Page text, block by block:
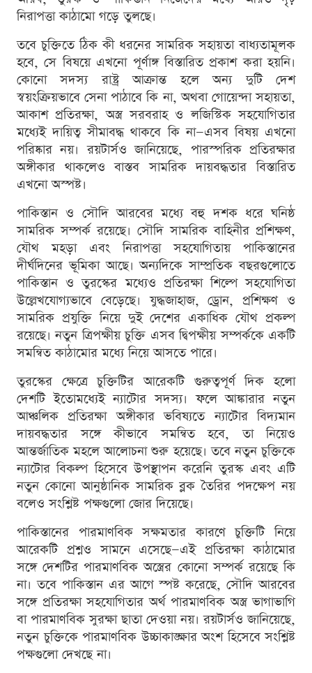
নিরাপত্তা কাঠামো গড়ে তুলছে।
তবে চুক্তিতে ঠিক কী ধরনের সামরিক সহায়তা বাধ্যতামূলক
হবে, সে বিষয়ে এখনো পূর্ণাঙ্গ বিস্তারিত প্রকাশ করা হয়নি।
কোনো সদস্য রাষ্ট্র আক্রান্ত হলে অন্য দুটি দেশ
স্বয়ংক্রিয়ভাবে সেনা পাঠাবে কি না, অথবা গোয়েন্দা সহায়তা,
আকাশ প্রতিরক্ষা, অস্ত্র সরবরাহ ও লজিস্টিক সহযোগিতার
মধ্যেই দায়িত্ব সীমাবদ্ধ থাকবে কি না—এসব বিষয় এখনো
পরিষ্কার নয়। রয়টার্সও জানিয়েছে, পারস্পরিক প্রতিরক্ষার
অঙ্গীকার থাকলেও বাস্তব সামরিক দায়বদ্ধতার বিস্তারিত
এখনো অস্পষ্ট।
পাকিস্তান ও সৌদি আরবের মধ্যে বহু দশক ধরে ঘনিষ্ঠ
সামরিক সম্পর্ক রয়েছে। সৌদি সামরিক বাহিনীর প্রশিক্ষণ,
যৌথ মহড়া এবং নিরাপত্তা সহযোগিতায় পাকিস্তানের
দীর্ঘদিনের ভূমিকা আছে। অন্যদিকে সাম্প্রতিক বছরগুলোতে
পাকিস্তান ও তুরস্কের মধ্যেও প্রতিরক্ষা শিল্পে সহযোগিতা
উল্লেখযোগ্যভাবে বেড়েছে। যুদ্ধজাহাজ, ড্রোন, প্রশিক্ষণ ও
সামরিক প্রযুক্তি নিয়ে দুই দেশের একাধিক যৌথ প্রকল্প
রয়েছে। নতুন ত্রিপক্ষীয় চুক্তি এসব দ্বিপক্ষীয় সম্পর্ককে একটি
সমন্বিত কাঠামোর মধ্যে নিয়ে আসতে পারে।
তুরস্কের ক্ষেত্রে চুক্তিটির আরেকটি গুরুত্বপূর্ণ দিক হলো
দেশটি ইতোমধ্যেই ন্যাটোর সদস্য। ফলে আঙ্কারার নতুন
আঞ্চলিক প্রতিরক্ষা অঙ্গীকার ভবিষ্যতে ন্যাটোর বিদ্যমান
দায়বদ্ধতার সঙ্গে কীভাবে সমন্বিত হবে, তা নিয়েও
আন্তর্জাতিক মহলে আলোচনা শুরু হয়েছে। তবে নতুন চুক্তিকে
ন্যাটোর বিকল্প হিসেবে উপস্থাপন করেনি তুরস্ক এবং এটি
নতুন কোনো আনুষ্ঠানিক সামরিক ব্লক তৈরির পদক্ষেপ নয়
বলেও সংশ্লিষ্ট পক্ষগুলো জোর দিয়েছে।
পাকিস্তানের পারমাণবিক সক্ষমতার কারণে চুক্তিটি নিয়ে
আরেকটি প্রশ্নও সামনে এসেছে—এই প্রতিরক্ষা কাঠামোর
সঙ্গে দেশটির পারমাণবিক অস্ত্রের কোনো সম্পর্ক রয়েছে কি
না। তবে পাকিস্তান এর আগে স্পষ্ট করেছে, সৌদি আরবের
সঙ্গে প্রতিরক্ষা সহযোগিতার অর্থ পারমাণবিক অস্ত্র ভাগাভাগি
বা পারমাণবিক সুরক্ষা ছাতা দেওয়া নয়। রয়টার্সও জানিয়েছে,
নতুন চুক্তিকে পারমাণবিক উচ্চাকাঙ্ক্ষার অংশ হিসেবে সংশ্লিষ্ট
পক্ষগুলো দেখছে না।